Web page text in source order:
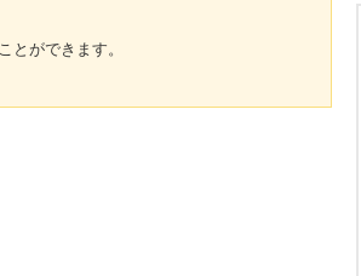
とができます。